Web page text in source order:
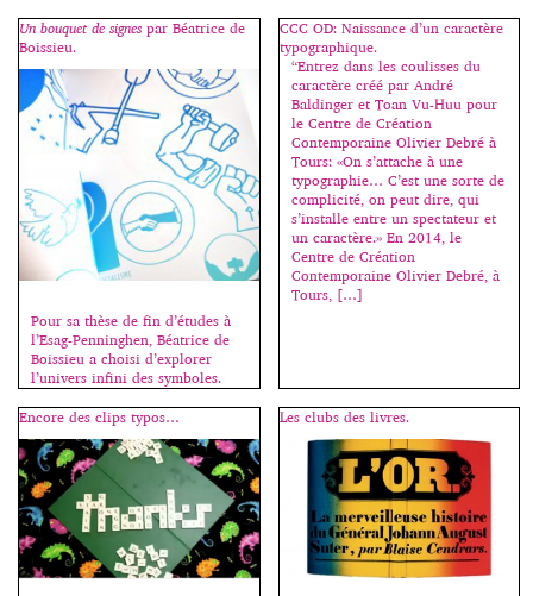
Un bouquet de signes par Béatrice de
Boissieu.
Pour sa thèse de fin d’études à
l’Esag-Penninghen, Béatrice de
Boissieu a choisi d’explorer
l’univers infini des symboles.
Dans un ouvrage de plus de 400
pages (une centaine de mots
sont répertoriés par ordre
alphabétique de abeille à
visage), elle les analyse et
répertorie leurs représentations
graphiques afin d’en présenter
une vision contemporaine et
accessible […]
CCC OD: Naissance d’un caractère
typographique.
“Entrez dans les coulisses du
caractère créé par André
Baldinger et Toan Vu-Huu pour
le Centre de Création
Contemporaine Olivier Debré à
Tours: «On s’attache à une
typographie… C’est une sorte de
complicité, on peut dire, qui
s’installe entre un spectateur et
un caractère.» En 2014, le
Centre de Création
Contemporaine Olivier Debré, à
Tours, […]
Encore des clips typos… Les clubs des livres.